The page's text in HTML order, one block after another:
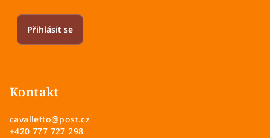
Přihlásit se
Kontakt
cavalletto@post.cz
+420 777 727 298